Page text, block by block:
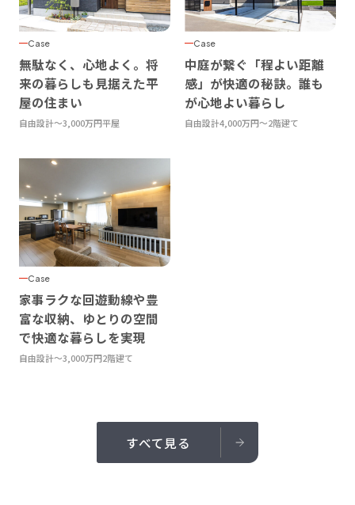
Case
無駄なく、心地よく。将
来の暮らしも見据えた平
屋の住まい
自由設計〜3,000万円平屋
Case
中庭が繋ぐ「程よい距離
感」が快適の秘訣。誰も
が心地よい暮らし
自由設計4,000万円〜2階建て
Case
家事ラクな回遊動線や豊
富な収納、ゆとりの空間
で快適な暮らしを実現
自由設計〜3,000万円2階建て
すべて見る